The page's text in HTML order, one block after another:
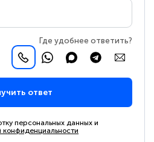
Где удобнее ответить?
ответ
персональных данных и
конфиденциальности